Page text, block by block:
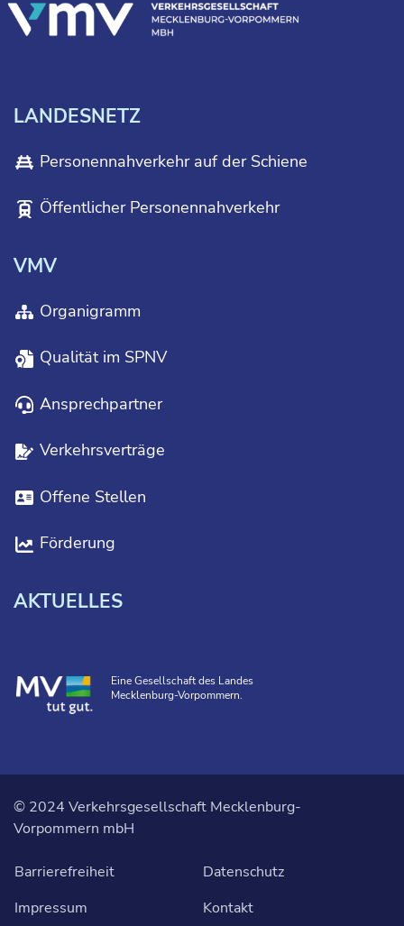
Eine Gesellschaft des Landes
Mecklenburg-Vorpommern.
LANDESNETZ
Personennahverkehr auf der Schiene
Öffentlicher Personennahverkehr
VMV
Organigramm
Qualität im SPNV
Ansprechpartner
Verkehrsverträge
Offene Stellen
Förderung
AKTUELLES
© 2024 Verkehrsgesellschaft Mecklenburg-
Vorpommern mbH
Barrierefreiheit
Datenschutz
Impressum
Kontakt